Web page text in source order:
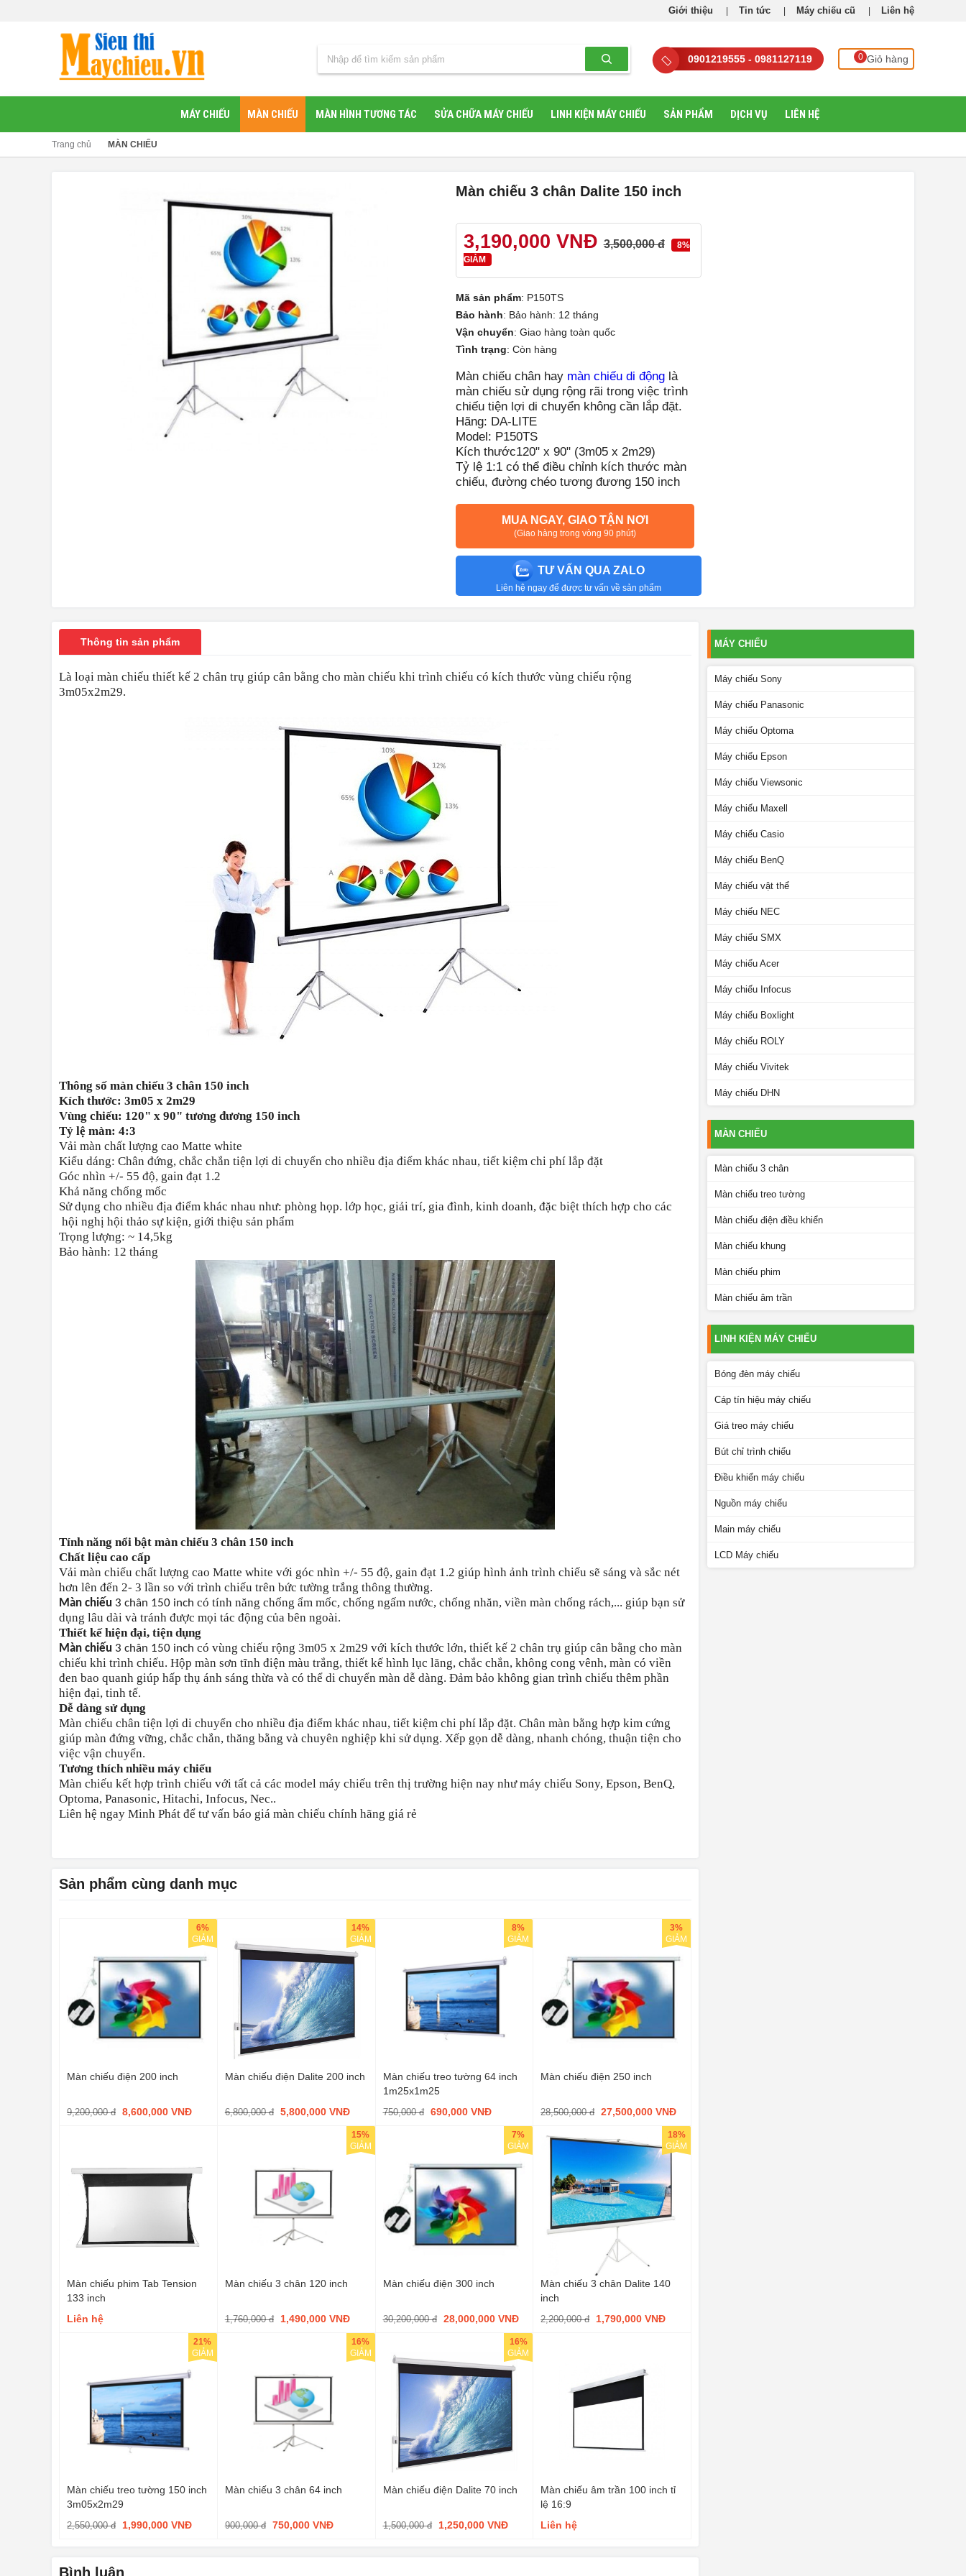
Giới thiệu Tin tức Máy chiếu cũ Liên hệ
0901219555 - 0981127119 0 Giỏ hàng
MÁY CHIẾU MÀN CHIẾU MÀN HÌNH TƯƠNG TÁC SỬA CHỮA MÁY CHIẾU LINH KIỆN MÁY CHIẾU SẢN PHẨM DỊCH VỤ LIÊN HỆ
Trang chủ MÀN CHIẾU
Màn chiếu 3 chân Dalite 150 inch
3,190,000 VNĐ3,500,000 đ
8%
GIẢM
Mã sản phẩm: P150TS
Bảo hành: Bảo hành: 12 tháng
Vận chuyển: Giao hàng toàn quốc
Tình trạng: Còn hàng
Màn chiếu chân hay màn chiếu di độnglà
màn chiếu sử dụng rộng rãi trong việc trình
chiếu tiện lợi di chuyển không cần lắp đặt.
Hãng: DA-LITE
Model: P150TS
Kích thước120" x 90" (3m05 x 2m29)
Tỷ lệ 1:1 có thể điều chỉnh kích thước màn
chiếu, đường chéo tương đương 150 inch
MUA NGAY, GIAO TẬN NƠI
(Giao hàng trong vòng 90 phút)
TƯ VẤN QUA ZALO
Liên hệ ngay để được tư vấn về sản phẩm
Thông tin sản phẩm
Là loại màn chiếu thiết kế 2 chân trụ giúp cân bằng cho màn chiếu khi trình chiếu có kích thước vùng chiếu rộng
3m05x2m29.
Thông số màn chiếu 3 chân 150 inch
Kích thước: 3m05 x 2m29
Vùng chiếu: 120" x 90" tương đương 150 inch
Tỷ lệ màn: 4:3
Vải màn chất lượng cao Matte white
Kiểu dáng: Chân đứng, chắc chắn tiện lợi di chuyển cho nhiều địa điểm khác nhau, tiết kiệm chi phí lắp đặt
Góc nhìn +/- 55 độ, gain đạt 1.2
Khả năng chống mốc
Sử dụng cho nhiều địa điểm khác nhau như: phòng họp. lớp học, giải trí, gia đình, kinh doanh, đặc biệt thích hợp cho các
hội nghị hội thảo sự kiện, giới thiệu sản phẩm
Trọng lượng: ~ 14,5kg
Bảo hành: 12 tháng
Tính năng nổi bật màn chiếu 3 chân 150 inch
Chất liệu cao cấp
Vải màn chiếu chất lượng cao Matte white với góc nhìn +/- 55 độ, gain đạt 1.2 giúp hình ảnh trình chiếu sẽ sáng và sắc nét
hơn lên đến 2- 3 lần so với trình chiếu trên bức tường trắng thông thường.
Màn chiếu 3 chân 150 inch có tính năng chống ẩm mốc, chống ngấm nước, chống nhăn, viền màn chống rách,... giúp bạn sử
dụng lâu dài và tránh được mọi tác động của bên ngoài.
Thiết kế hiện đại, tiện dụng
Màn chiếu 3 chân 150 inch có vùng chiếu rộng 3m05 x 2m29 với kích thước lớn, thiết kế 2 chân trụ giúp cân bằng cho màn
chiếu khi trình chiếu. Hộp màn sơn tĩnh điện màu trắng, thiết kế hình lục lăng, chắc chắn, không cong vênh, màn có viền
đen bao quanh giúp hấp thụ ánh sáng thừa và có thể di chuyển màn dễ dàng. Đảm bảo không gian trình chiếu thêm phần
hiện đại, tinh tế.
Dễ dàng sử dụng
Màn chiếu chân tiện lợi di chuyển cho nhiều địa điểm khác nhau, tiết kiệm chi phí lắp đặt. Chân màn bằng hợp kim cứng
giúp màn đứng vững, chắc chắn, thăng bằng và chuyên nghiệp khi sử dụng. Xếp gọn dễ dàng, nhanh chóng, thuận tiện cho
việc vận chuyển.
Tương thích nhiều máy chiếu
Màn chiếu kết hợp trình chiếu với tất cả các model máy chiếu trên thị trường hiện nay như máy chiếu Sony, Epson, BenQ,
Optoma, Panasonic, Hitachi, Infocus, Nec..
Liên hệ ngay Minh Phát để tư vấn báo giá màn chiếu chính hãng giá rẻ
Sản phẩm cùng danh mục
Màn chiếu điện 200 inch
9,200,000 đ 8,600,000 VNĐ
6%
GIẢM
Màn chiếu điện Dalite 200 inch
6,800,000 đ 5,800,000 VNĐ
14%
GIẢM
Màn chiếu treo tường 64 inch
1m25x1m25
750,000 đ 690,000 VNĐ
8%
GIẢM
Màn chiếu điện 250 inch
28,500,000 đ 27,500,000 VNĐ
3%
GIẢM
Màn chiếu phim Tab Tension
133 inch
Liên hệ
Màn chiếu 3 chân 120 inch
1,760,000 đ 1,490,000 VNĐ
15%
GIẢM
Màn chiếu điện 300 inch
30,200,000 đ 28,000,000 VNĐ
7%
GIẢM
Màn chiếu 3 chân Dalite 140
inch
2,200,000 đ 1,790,000 VNĐ
18%
GIẢM
Màn chiếu treo tường 150 inch
3m05x2m29
2,550,000 đ 1,990,000 VNĐ
21%
GIẢM
Màn chiếu 3 chân 64 inch
900,000 đ 750,000 VNĐ
16%
GIẢM
Màn chiếu điện Dalite 70 inch
1,500,000 đ 1,250,000 VNĐ
16%
GIẢM
Màn chiếu âm trần 100 inch tỉ
lệ 16:9
Liên hệ
Bình luận
MÁY CHIẾU
Máy chiếu Sony
Máy chiếu Panasonic
Máy chiếu Optoma
Máy chiếu Epson
Máy chiếu Viewsonic
Máy chiếu Maxell
Máy chiếu Casio
Máy chiếu BenQ
Máy chiếu vật thể
Máy chiếu NEC
Máy chiếu SMX
Máy chiếu Acer
Máy chiếu Infocus
Máy chiếu Boxlight
Máy chiếu ROLY
Máy chiếu Vivitek
Máy chiếu DHN
MÀN CHIẾU
Màn chiếu 3 chân
Màn chiếu treo tường
Màn chiếu điện điều khiển
Màn chiếu khung
Màn chiếu phim
Màn chiếu âm trần
LINH KIỆN MÁY CHIẾU
Bóng đèn máy chiếu
Cáp tín hiệu máy chiếu
Giá treo máy chiếu
Bút chỉ trình chiếu
Điều khiển máy chiếu
Nguồn máy chiếu
Main máy chiếu
LCD Máy chiếu